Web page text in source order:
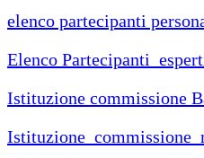
elenco partecipanti
Elenco
Istituzione commissione